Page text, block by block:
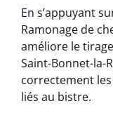
En s’appuyant
Ramonage de
améliore le
Saint-Bonnet-la-
correctement
liés au bistre.